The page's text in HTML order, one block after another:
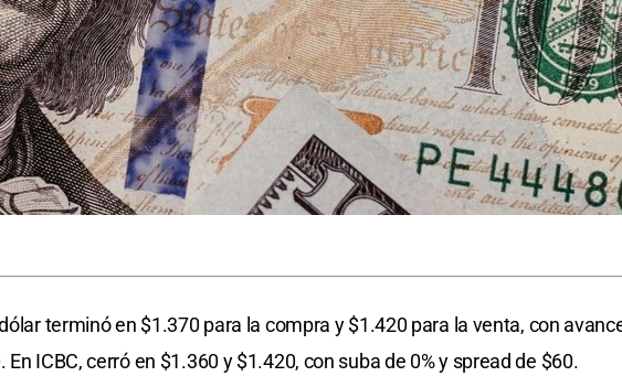
terminó en $1.370 para la compra y $1.420 para la venta, con
En ICBC, cerró en $1.360 y $1.420, con suba de 0% y spread de $60.